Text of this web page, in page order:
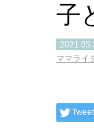
子
ママライ
Tweet